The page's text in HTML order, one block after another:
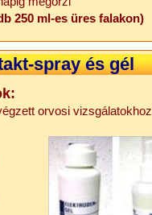
250 ml-es üres falakon)
spray és gél
orvosi vizsgálatokhoz